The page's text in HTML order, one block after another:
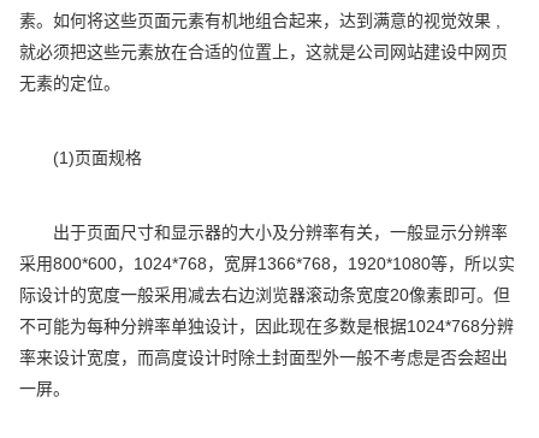
素。如何将这些页面元素有机地组合起来，达到满意的视觉效果 ,
就必须把这些元素放在合适的位置上，这就是公司网站建设中网页
无素的定位。
(1)页面规格
出于页面尺寸和显示器的大小及分辨率有关，一般显示分辨率
采用800*600，1024*768，宽屏1366*768，1920*1080等，所以实
际设计的宽度一般采用减去右边浏览器滚动条宽度20像素即可。但
不可能为每种分辨率单独设计，因此现在多数是根据1024*768分辨
率来设计宽度，而高度设计时除土封面型外一般不考虑是否会超出
一屏。